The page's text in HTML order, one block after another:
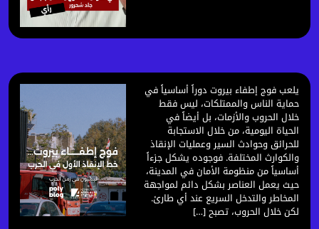
يلعب فوج إطفاء بيروت دوراً أساسياً في
حماية الناس والممتلكات، ليس فقط
خلال الحروب والأزمات، بل أيضاً في
الحياة اليومية، من خلال الاستجابة
للحرائق وحوادث السير وعمليات الإنقاذ
والكوارث المختلفة. فوجوده يشكل جزءاً
أساسياً من منظومة الأمان في المدينة،
حيث يعمل العناصر بشكل دائم لمواجهة
المخاطر والتدخل السريع عند أي طارئ.
لكن خلال الحروب، تصبح […]